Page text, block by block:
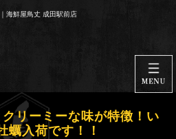
海鮮屋鳥丈 成田駅前店
リーミーな味が特徴！い
蠣入荷です！！